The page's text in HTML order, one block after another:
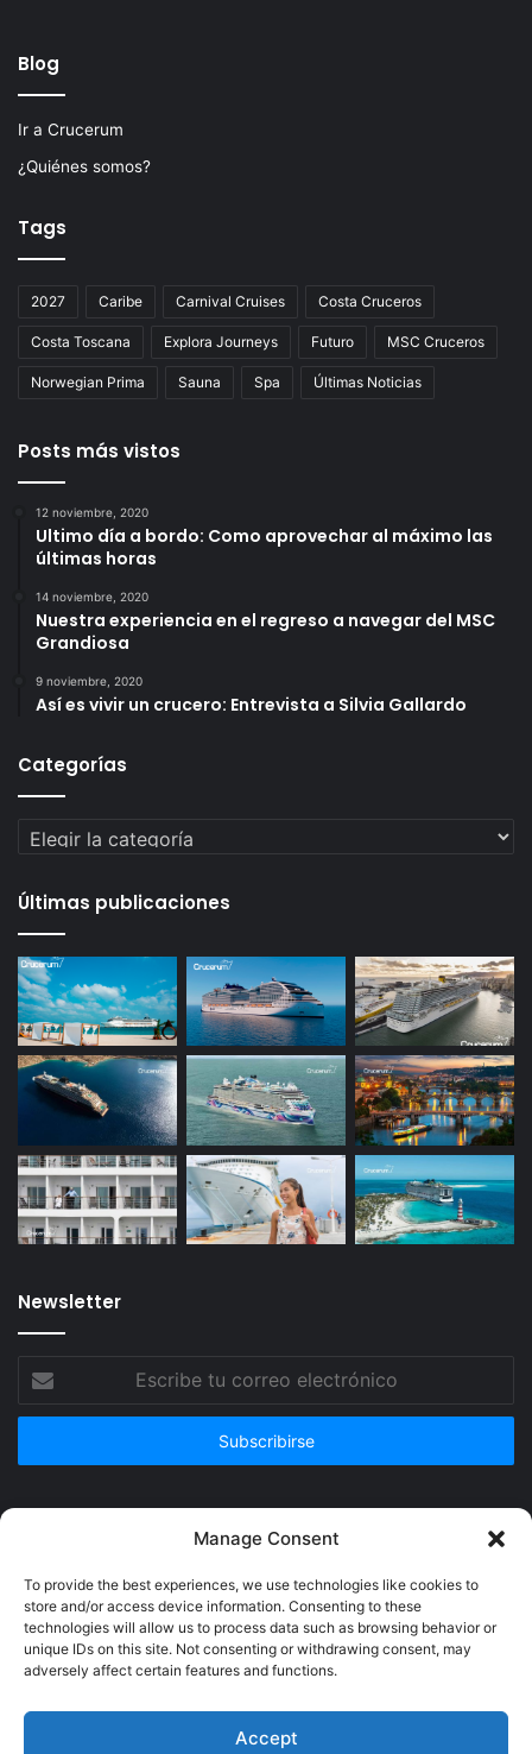
Manage Consent
To provide the best experiences, we use technologies like cookies to
store and/or access device information. Consenting to these
technologies will allow us to process data such as browsing behavior or
unique IDs on this site. Not consenting or withdrawing consent, may
adversely affect certain features and functions.
Accept
Blog
Ir a Crucerum
¿Quiénes somos?
Tags
2027 Caribe Carnival Cruises Costa Cruceros
Costa Toscana Explora Journeys Futuro MSC Cruceros
Norwegian Prima Sauna Spa Últimas Noticias
Posts más vistos
12 noviembre, 2020
Ultimo día a bordo: Como aprovechar al máximo las
últimas horas
14 noviembre, 2020
Nuestra experiencia en el regreso a navegar del MSC
Grandiosa
9 noviembre, 2020
Así es vivir un crucero: Entrevista a Silvia Gallardo
Categorías
Categorías
Últimas publicaciones
Newsletter
correo